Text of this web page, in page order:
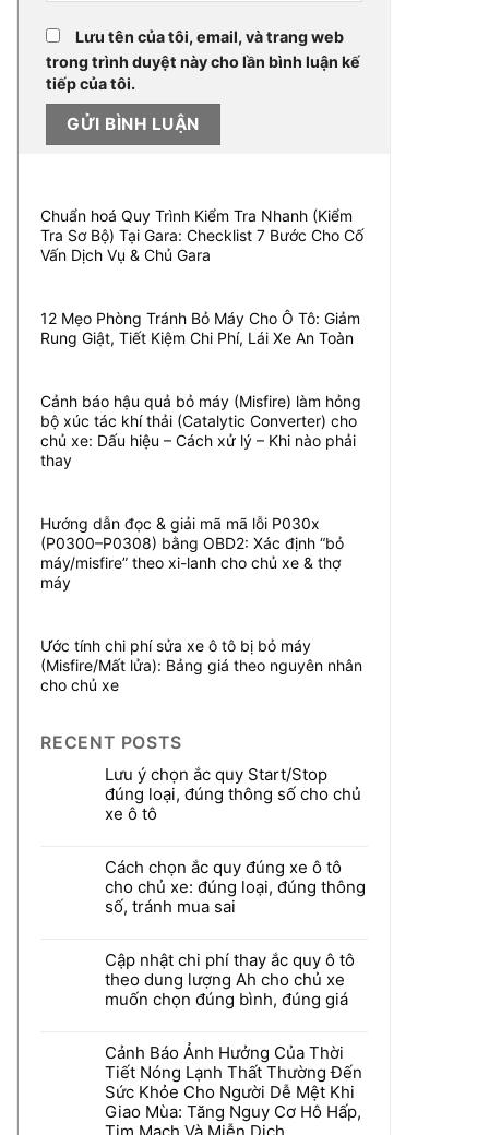
Lưu tên của tôi, email, và trang web
trong trình duyệt này cho lần bình luận kế
tiếp của tôi.
Chuẩn hoá Quy Trình Kiểm Tra Nhanh (Kiểm
Tra Sơ Bộ) Tại Gara: Checklist 7 Bước Cho Cố
Vấn Dịch Vụ & Chủ Gara
12 Mẹo Phòng Tránh Bỏ Máy Cho Ô Tô: Giảm
Rung Giật, Tiết Kiệm Chi Phí, Lái Xe An Toàn
Cảnh báo hậu quả bỏ máy (Misfire) làm hỏng
bộ xúc tác khí thải (Catalytic Converter) cho
chủ xe: Dấu hiệu – Cách xử lý – Khi nào phải
thay
Hướng dẫn đọc & giải mã mã lỗi P030x
(P0300–P0308) bằng OBD2: Xác định “bỏ
máy/misfire” theo xi-lanh cho chủ xe & thợ
máy
Ước tính chi phí sửa xe ô tô bị bỏ máy
(Misfire/Mất lửa): Bảng giá theo nguyên nhân
cho chủ xe
RECENT POSTS
Lưu ý chọn ắc quy Start/Stop
đúng loại, đúng thông số cho chủ
xe ô tô
Cách chọn ắc quy đúng xe ô tô
cho chủ xe: đúng loại, đúng thông
số, tránh mua sai
Cập nhật chi phí thay ắc quy ô tô
theo dung lượng Ah cho chủ xe
muốn chọn đúng bình, đúng giá
Cảnh Báo Ảnh Hưởng Của Thời
Tiết Nóng Lạnh Thất Thường Đến
Sức Khỏe Cho Người Dễ Mệt Khi
Giao Mùa: Tăng Nguy Cơ Hô Hấp,